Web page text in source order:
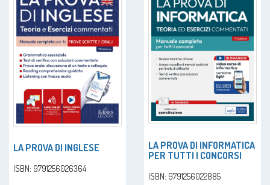
LA PROVA DI INGLESE
ISBN: 9791256026364
LA PROVA DI INFORMATICA
PER TUTTI I CONCORSI
ISBN: 9791256022885